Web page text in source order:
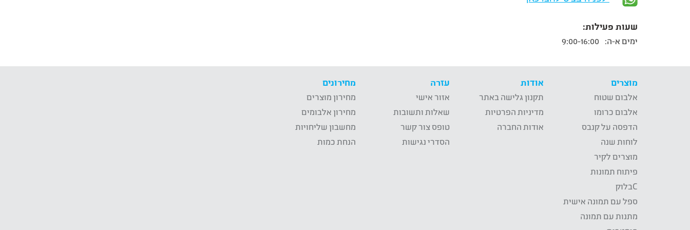
שעות פעילות:
ימים א-ה:
מוצרים
אלבום שטוח
אלבום כרומו
הדפסה על קנבס
לוחות שנה
מוצרים לקיר
פיתוח תמונות
Cבלוק
ספל עם תמונה אישית
מתנות עם תמונה
אודות
תקנון גלישה באתר
מדיניות הפרטיות
אודות החברה
עזרה
אזור אישי
שאלות ותשובות
טופס צור קשר
הסדרי נגישות
מחירונים
מחירון מוצרים
מחירון אלבומים
מחשבון שליחויות
הנחת כמות